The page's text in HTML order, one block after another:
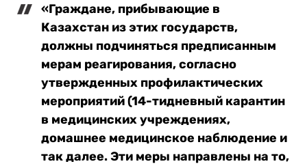
«Граждане, прибывающие в
Казахстан из этих государств,
должны подчиняться предписанным
мерам реагирования, согласно
утвержденных профилактических
мероприятий (14-тидневный карантин
в медицинских учреждениях,
домашнее медицинское наблюдение и
так далее. Эти меры направлены на то,